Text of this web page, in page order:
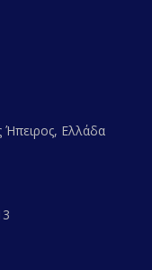
Ήπειρος, Ελλάδα